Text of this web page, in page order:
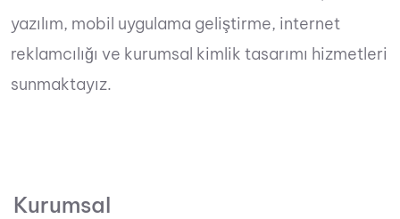
yazılım, mobil uygulama geliştirme, internet
reklamcılığı ve kurumsal kimlik tasarımı hizmetleri
sunmaktayız.
Kurumsal